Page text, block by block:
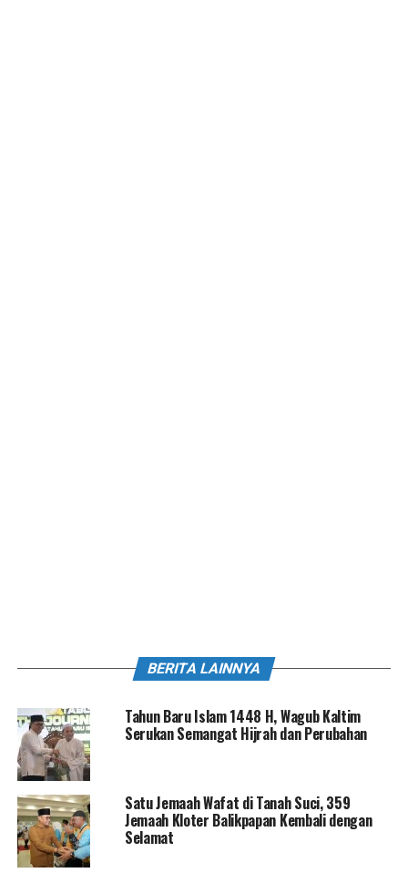
BERITA LAINNYA
Tahun Baru Islam 1448 H, Wagub Kaltim
Serukan Semangat Hijrah dan Perubahan
Satu Jemaah Wafat di Tanah Suci, 359
Jemaah Kloter Balikpapan Kembali dengan
Selamat